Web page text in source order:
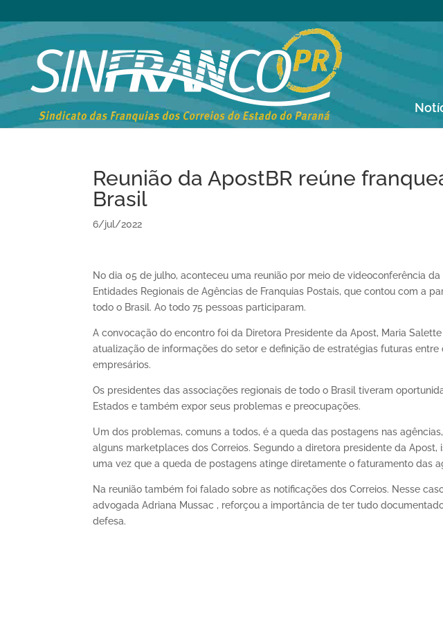
Reunião da ApostBR reúne
Brasil
6/jul/2022
No dia 05 de julho, aconteceu uma reunião por meio de videoconferência da
Entidades Regionais de Agências de Franquias Postais, que contou com a
todo o Brasil. Ao todo 75 pessoas participaram.
A convocação do encontro foi da Diretora Presidente da Apost, Maria
atualização de informações do setor e definição de estratégias futuras entre
empresários.
Os presidentes das associações regionais de todo o Brasil tiveram
Estados e também expor seus problemas e preocupações.
Um dos problemas, comuns a todos, é a queda das postagens nas
alguns marketplaces dos Correios. Segundo a diretora presidente da
uma vez que a queda de postagens atinge diretamente o faturamento das
Na reunião também foi falado sobre as notificações dos Correios. Nesse
advogada Adriana Mussac , reforçou a importância de ter tudo
defesa.